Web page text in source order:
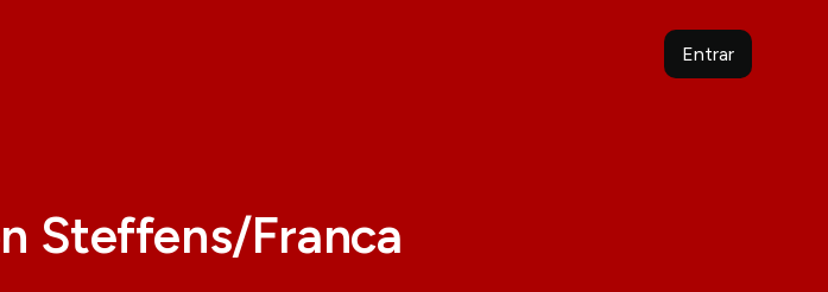
Entrar
Steffens/Franca